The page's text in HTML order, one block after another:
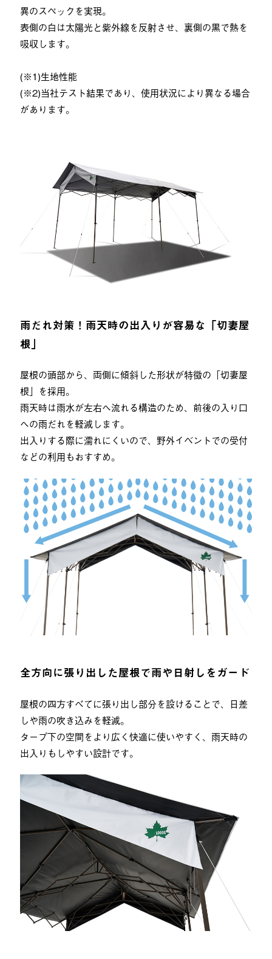
異のスペックを実現。
表側の白は太陽光と紫外線を反射させ、裏側の黒で熱を
吸収します。
(※1)生地性能
(※2)当社テスト結果であり、使用状況により異なる場合
があります。
雨だれ対策！雨天時の出入りが容易な「切妻屋
根」
屋根の頭部から、両側に傾斜した形状が特徴の「切妻屋
根」を採用。
雨天時は雨水が左右へ流れる構造のため、前後の入り口
への雨だれを軽減します。
出入りする際に濡れにくいので、野外イベントでの受付
などの利用もおすすめ。
全方向に張り出した屋根で雨や日射しをガード
屋根の四方すべてに張り出し部分を設けることで、日差
しや雨の吹き込みを軽減。
タープ下の空間をより広く快適に使いやすく、雨天時の
出入りもしやすい設計です。